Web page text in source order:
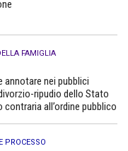
FAMIGLIA
annotare nei pubblici
ripudio dello Stato
all’ordine pubblico
PROCESSO